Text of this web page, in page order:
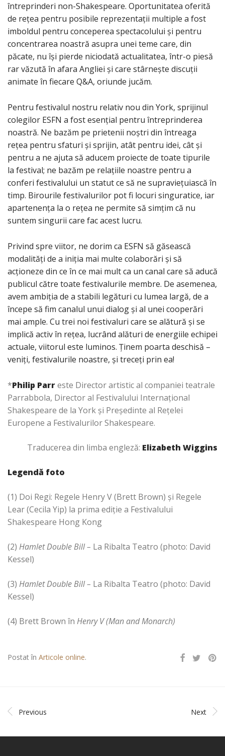
întreprinderi non-Shakespeare. Oportunitatea oferită
de rețea pentru posibile reprezentații multiple a fost
imboldul pentru conceperea spectacolului și pentru
concentrarea noastră asupra unei teme care, din
păcate, nu își pierde niciodată actualitatea, într-o piesă
rar văzută în afara Angliei și care stârnește discuții
animate în fiecare Q&A, oriunde jucăm.
Pentru festivalul nostru relativ nou din York, sprijinul
colegilor ESFN a fost esențial pentru întreprinderea
noastră. Ne bazăm pe prietenii noștri din întreaga
rețea pentru sfaturi și sprijin, atât pentru idei, cât și
pentru a ne ajuta să aducem proiecte de toate tipurile
la festival; ne bazăm pe relațiile noastre pentru a
conferi festivalului un statut ce să ne supraviețuiască în
timp. Birourile festivalurilor pot fi locuri singuratice, iar
apartenența la o rețea ne permite să simțim că nu
suntem singurii care fac acest lucru.
Privind spre viitor, ne dorim ca ESFN să găsească
modalități de a iniția mai multe colaborări și să
acționeze din ce în ce mai mult ca un canal care să aducă
publicul către toate festivalurile membre. De asemenea,
avem ambiția de a stabili legături cu lumea largă, de a
începe să fim canalul unui dialog și al unei cooperări
mai ample. Cu trei noi festivaluri care se alătură și se
implică activ în rețea, lucrând alături de energiile echipei
actuale, viitorul este luminos. Ținem poarta deschisă –
veniți, festivalurile noastre, și treceți prin ea!
*Philip Parreste Director artistic al companiei teatrale
Parrabbola, Director al Festivalului Internațional
Shakespeare de la York și Președinte al Rețelei
Europene a Festivalurilor Shakespeare.
Traducerea din limba engleză: Elizabeth Wiggins
Legendă foto
(1) Doi Regi: Regele Henry V (Brett Brown) şi Regele
Lear (Cecila Yip) la prima ediţie a Festivalului
Shakespeare Hong Kong
(2) Hamlet Double Bill – La Ribalta Teatro (photo: David
Kessel)
(3) Hamlet Double Bill – La Ribalta Teatro (photo: David
Kessel)
(4) Brett Brown în Henry V (Man and Monarch)
Postat în Articole online.
Previous Next